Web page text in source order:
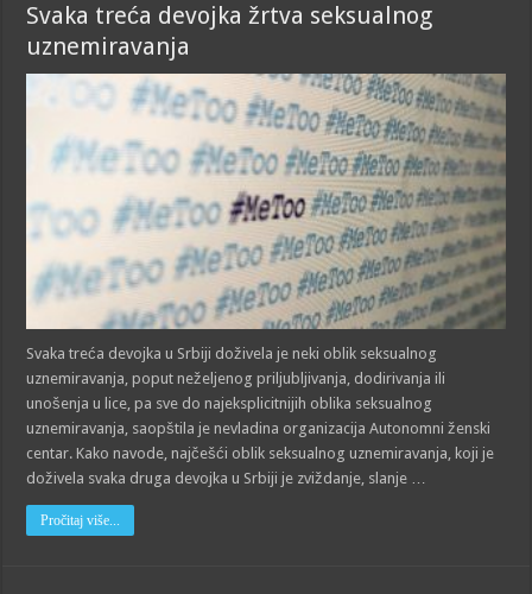
Svaka treća devojka žrtva seksualnog
uznemiravanja
Svaka treća devojka u Srbiji doživela je neki oblik seksualnog
uznemiravanja, poput neželjenog priljubljivanja, dodirivanja ili
unošenja u lice, pa sve do najeksplicitnijih oblika seksualnog
uznemiravanja, saopštila je nevladina organizacija Autonomni ženski
centar. Kako navode, najčešći oblik seksualnog uznemiravanja, koji je
doživela svaka druga devojka u Srbiji je zviždanje, slanje …
Pročitaj više...